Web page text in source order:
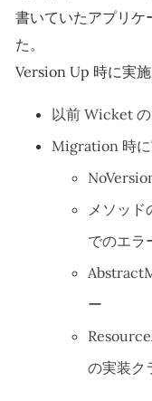
書いていたアプリケ
た。
Version Up 時に実施
以前 Wicket
Migration 時に
メソッド
でのエラ
ー
の実装ク